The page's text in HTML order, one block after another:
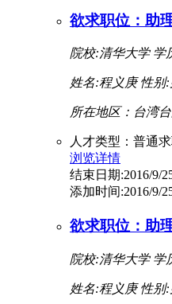
欲求职位：助
院校:清华大学 学
姓名:程义庚性别:
所在地区：台湾
人才类型：普通
浏览详情
结束日期:2016/9/
添加时间:2016/9/
欲求职位：助
院校:清华大学 学
姓名:程义庚性别: